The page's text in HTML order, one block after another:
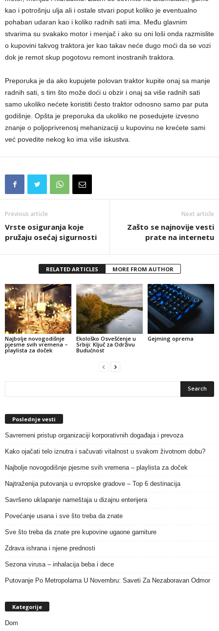
kao i potrošnju ulja ali i ostale stvari poput koliko je eventualno
pohaban udaran kao i koliko radnih sati ima. Među glavnim
stvarima su svakako motor i menjač i ako su oni loši onda razmislite
o kupovini takvog traktora jer kao takav neće dugo moći da se vozi
dok je remot skup pogotovu remont inostranih traktora.
Preporuka je da ako kupujete polovan traktor kupite onaj sa manje
radnih sati, s tim što može doći u obzir i onaj sa više radnih sati
samo ukoliko nećete koristiti često traktor odnosno samo par puta
godišnje. Opšta je preporuka da ukoliko ne posedujete izvesno
znanje o poljoprivrenosj mehanizaciji u kupovinu ne krećete sami
već povedite nekog ko ima više iskustva.
Previous article
Vrste osiguranja koje
pružaju osećaj sigurnosti
Next article
Zašto se najnovije vesti
prate na internetu
RELATED ARTICLES MORE FROM AUTHOR
Najbolje novogodišnje
pjesme svih vremena –
playlista za doček
Ekološko Osvešćenje u
Srbiji: Ključ za Održivu
Budućnost
Gejming oprema
Poslednje vesti
Savremeni pristup organizaciji korporativnih događaja i prevoza
Kako ojačati telo iznutra i sačuvati vitalnost u svakom životnom dobu?
Najbolje novogodišnje pjesme svih vremena – playlista za doček
Najtraženija putovanja u evropske gradove – Top 6 destinacija
Savršeno uklapanje nameštaja u dizajnu enterijera
Povećanje usana i sve što treba da znate
Sve što treba da znate pre kupovine ugaone garniture
Zdrava ishrana i njene prednosti
Sezona virusa – inhalacija beba i dece
Putovanje Po Metropolama U Novembru: Saveti Za Nezaboravan Odmor
Kategorije
Dom